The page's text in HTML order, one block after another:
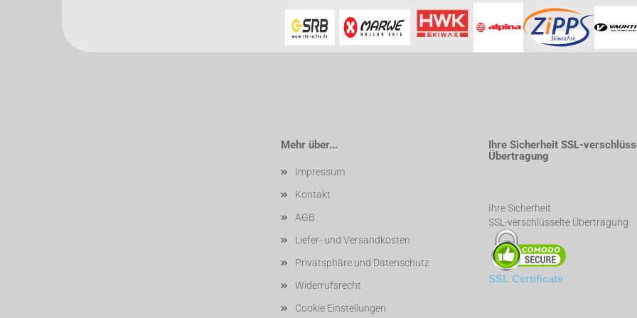
Mehr über...
Impressum
Kontakt
AGB
Liefer- und Versandkosten
Privatsphäre und Datenschutz
Widerrufsrecht
Cookie Einstellungen
Ihre Sicherheit SSL-
Übertragung
Ihre Sicherheit
SSL-verschlüsselte Übertragung
SSL Certificate